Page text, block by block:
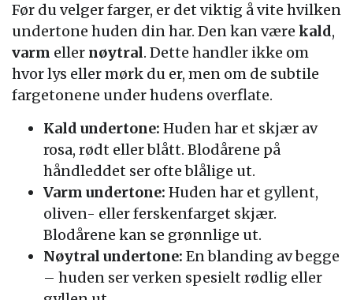
Før du velger farger, er det viktig å vite hvilken
undertone huden din har. Den kan være kald,
varm eller nøytral. Dette handler ikke om
hvor lys eller mørk du er, men om de subtile
fargetonene under hudens overflate.
Kald undertone: Huden har et skjær av
rosa, rødt eller blått. Blodårene på
håndleddet ser ofte blålige ut.
Varm undertone: Huden har et gyllent,
oliven- eller ferskenfarget skjær.
Blodårene kan se grønnlige ut.
Nøytral undertone: En blanding av begge
– huden ser verken spesielt rødlig eller